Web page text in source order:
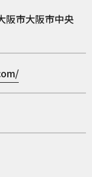
阪市大阪市中央